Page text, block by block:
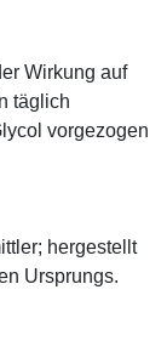
Wirkung auf
täglich
vorgezogen
hergestellt
Ursprungs.